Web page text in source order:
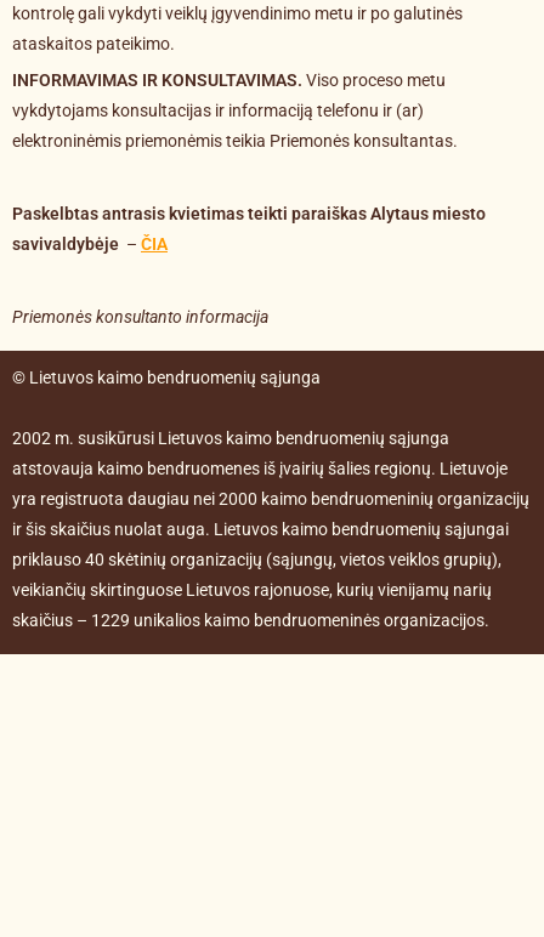
kontrolę gali vykdyti veiklų įgyvendinimo metu ir po galutinės
ataskaitos pateikimo.
INFORMAVIMAS IR KONSULTAVIMAS. Viso proceso metu
vykdytojams konsultacijas ir informaciją telefonu ir (ar)
elektroninėmis priemonėmis teikia Priemonės konsultantas.
Paskelbtas antrasis kvietimas teikti paraiškas Alytaus miesto
savivaldybėje – ČIA
Priemonės konsultanto informacija
© Lietuvos kaimo bendruomenių sąjunga
2002 m. susikūrusi Lietuvos kaimo bendruomenių sąjunga
atstovauja kaimo bendruomenes iš įvairių šalies regionų. Lietuvoje
yra registruota daugiau nei 2000 kaimo bendruomeninių organizacijų
ir šis skaičius nuolat auga. Lietuvos kaimo bendruomenių sąjungai
priklauso 40 skėtinių organizacijų (sąjungų, vietos veiklos grupių),
veikiančių skirtinguose Lietuvos rajonuose, kurių vienijamų narių
skaičius – 1229 unikalios kaimo bendruomeninės organizacijos.